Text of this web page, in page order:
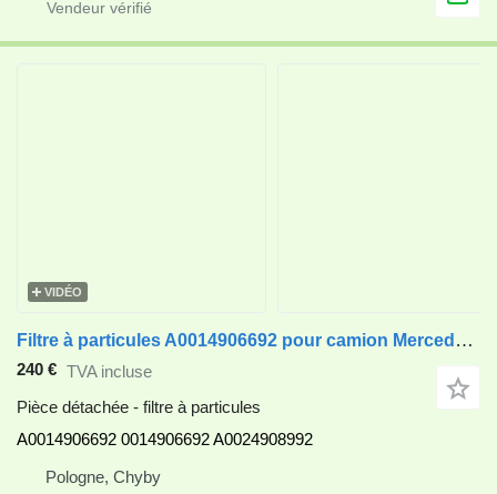
VIDÉO
Filtre à particules A0014906692 pour camion Mercedes-Benz Atego Euro 6
240 € TVA incluse
Pièce détachée - filtre à particules
A0014906692 0014906692 A0024908992
Pologne, Chyby